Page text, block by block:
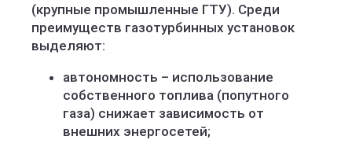
(крупные промышленные ГТУ). Среди
преимуществ газотурбинных установок
выделяют:
автономность – использование
собственного топлива (попутного
газа) снижает зависимость от
внешних энергосетей;